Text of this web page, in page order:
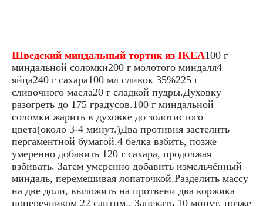
Шведский миндальный тортик из IKEA100 г
миндальной соломки200 г молотого миндаля4
яйца240 г сахара100 мл сливок 35%225 г
сливочного масла20 г сладкой пудры.Духовку
разогреть до 175 градусов.100 г миндальной
соломки жарить в духовке до золотистого
цвета(около 3-4 минут.)Два противня застелить
пергаментной бумагой.4 белка взбить, позже
умеренно добавить 120 г сахара, продолжая
взбивать. Затем умеренно добавить измельчённый
миндаль, перемешивая лопаточкой.Разделить массу
на две доли, выложить на протвени два коржика
поперечником 22 сантим.. Запекать 10 минут, позже